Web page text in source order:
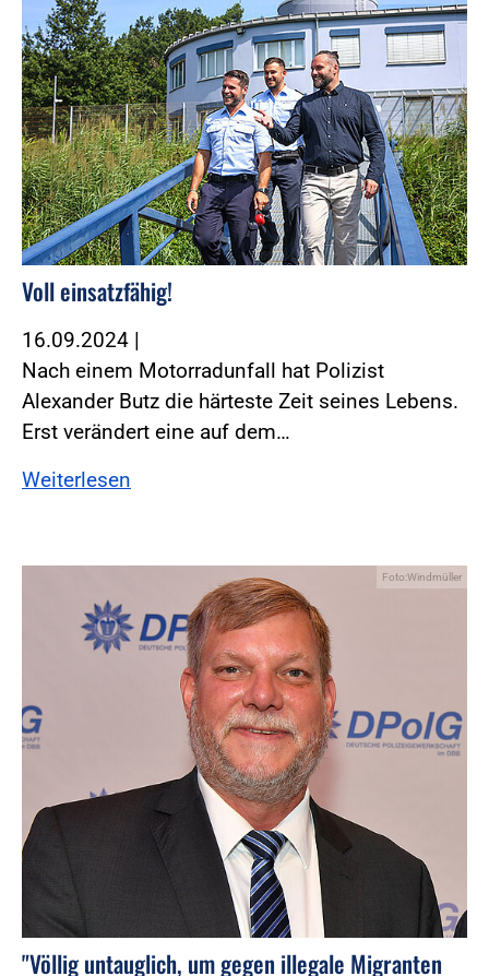
Voll einsatzfähig!
16.09.2024 |
Nach einem Motorradunfall hat Polizist
Alexander Butz die härteste Zeit seines Lebens.
Erst verändert eine auf dem…
Weiterlesen
Foto:Windmüller
"Völlig untauglich, um gegen illegale Migranten